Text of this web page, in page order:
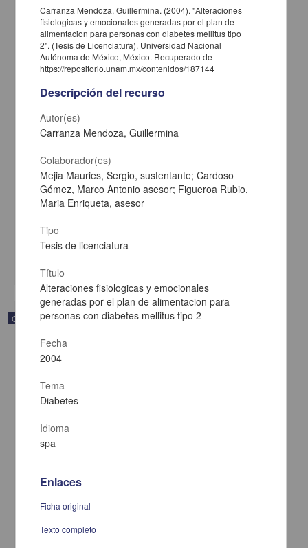
Carta de José María Maytorena a Francisco I. Madero en la que
informa se irá a la costa por prescripción médica
[sin fecha]
Multidisciplina
Correspondencia postal
felicitándolo por el triunfo de la causa
Carranza Mendoza, Guillermina. (2004). "Alteraciones
fisiologicas y emocionales generadas por el plan de
alimentacion para personas con diabetes mellitus tipo
2". (Tesis de Licenciatura). Universidad Nacional
Autónoma de México, México. Recuperado de
https://repositorio.unam.mx/contenidos/187144
Descripción del recurso
Autor(es)
Carranza Mendoza, Guillermina
Colaborador(es)
Mejia Mauries, Sergio, sustentante; Cardoso
Gómez, Marco Antonio asesor; Figueroa Rubio,
Maria Enriqueta, asesor
Tipo
Tesis de licenciatura
Título
Alteraciones fisiologicas y emocionales
generadas por el plan de alimentacion para
personas con diabetes mellitus tipo 2
Fecha
2004
Tema
Diabetes
Idioma
spa
Enlaces
Ficha original
Texto completo